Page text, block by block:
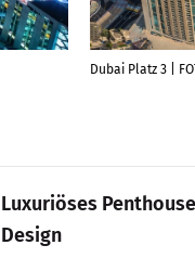
Dubai Platz 3 |
Luxuriöses
Design